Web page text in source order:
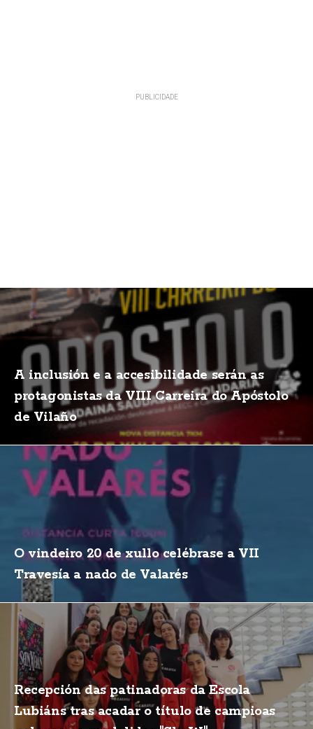
A inclusión e a accesibilidade serán as
protagonistas da VIII Carreira do Apóstolo
de Vilaño
O vindeiro 20 de xullo celébrase a VII
Travesía a nado de Valarés
Recepción das patinadoras da Escola
Lubiáns tras acadar o título de campioas